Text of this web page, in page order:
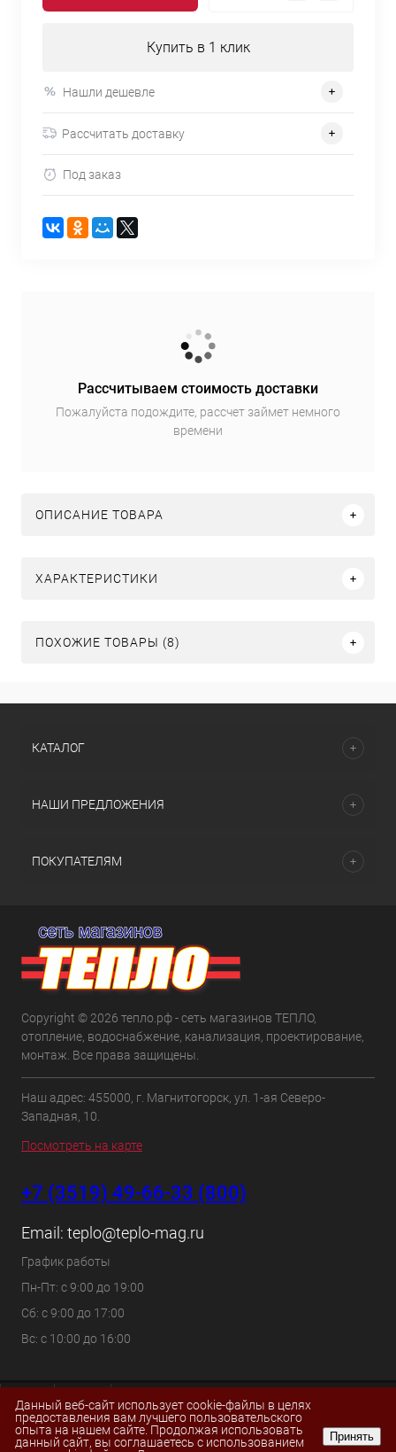
Купить в 1 клик
Нашли дешевле
Рассчитать доставку
Под заказ
Рассчитываем стоимость доставки
Пожалуйста подождите, рассчет займет немного
времени
ОПИСАНИЕ ТОВАРА
ХАРАКТЕРИСТИКИ
ПОХОЖИЕ ТОВАРЫ (8)
КАТАЛОГ
НАШИ ПРЕДЛОЖЕНИЯ
ПОКУПАТЕЛЯМ
Copyright © 2026 тепло.рф - сеть магазинов ТЕПЛО,
отопление, водоснабжение, канализация, проектирование,
монтаж. Все права защищены.
Наш адрес: 455000, г. Магнитогорск, ул. 1-ая Северо-
Западная, 10.
Посмотреть на карте
+7 (3519) 49-66-33 (800)
Email: teplo@teplo-mag.ru
График работы
Пн-Пт: с 9:00 до 19:00
Сб: с 9:00 до 17:00
Вс: с 10:00 до 16:00
Данный веб-сайт использует cookie-файлы в целях
предоставления вам лучшего пользовательского
опыта на нашем сайте. Продолжая использовать
данный сайт, вы соглашаетесь с использованием
Принять